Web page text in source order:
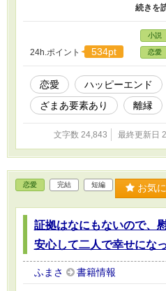
ハワードへの絶対的な愛が、リネ
24h.ポイント 534pt
小説
恋愛
恋愛 ハッピーエンド
ざまあ要素あり
離縁
文字数 24,843 最終更新日
恋愛 完結 短編 お気
証拠はなにもないので、
安心して二人で幸せにな
ふまさ 書籍情報